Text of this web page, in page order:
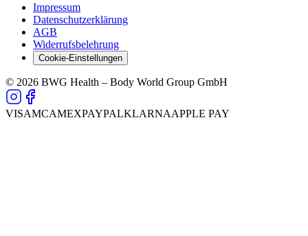
Impressum
Datenschutzerklärung
AGB
Widerrufsbelehrung
Cookie-Einstellungen
© 2026 BWG Health – Body World Group GmbH
VISAMCAMEXPAYPALKLARNAAPPLE PAY